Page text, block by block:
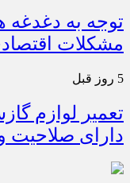
توجه به دغدغه
مشکلات
5 روز قبل
تعمیر لوازم
دارای صلاحیت